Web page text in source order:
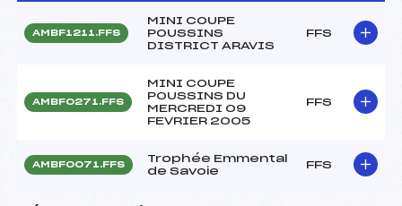
AMBF1211.FFS
MINI COUPE
POUSSINS
DISTRICT ARAVIS
FFS
AMBF0271.FFS
MINI COUPE
POUSSINS DU
MERCREDI 09
FEVRIER 2005
FFS
AMBF0071.FFS
Trophée Emmental
de Savoie
FFS